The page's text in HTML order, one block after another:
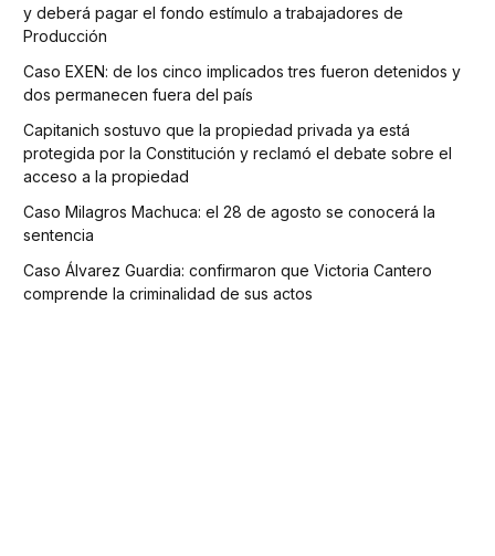
y deberá pagar el fondo estímulo a trabajadores de
Producción
Caso EXEN: de los cinco implicados tres fueron detenidos y
dos permanecen fuera del país
Capitanich sostuvo que la propiedad privada ya está
protegida por la Constitución y reclamó el debate sobre el
acceso a la propiedad
Caso Milagros Machuca: el 28 de agosto se conocerá la
sentencia
Caso Álvarez Guardia: confirmaron que Victoria Cantero
comprende la criminalidad de sus actos